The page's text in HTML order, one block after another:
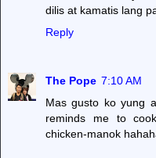
dilis at kamatis lang
Reply
The Pope 7:10 AM
Mas gusto ko yung
reminds me to
chicken-manok